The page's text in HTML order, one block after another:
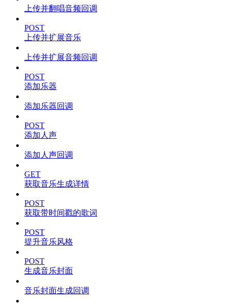
上传并翻唱音频回调
POST
上传并扩展音乐
上传并扩展音频回调
POST
添加乐器
添加乐器回调
POST
添加人声
添加人声回调
GET
获取音乐生成详情
POST
获取带时间戳的歌词
POST
提升音乐风格
POST
生成音乐封面
音乐封面生成回调